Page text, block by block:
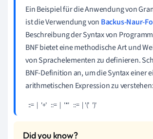
Ein Beispiel für die Anwendung von
ist die Verwendung von Backus-Naur-
Beschreibung der Syntax von
BNF bietet eine methodische Art und
von Sprachelementen zu definieren.
BNF-Definition an, um die Syntax einer
arithmetischen Expression zu verstehen:
::= | '+' ::= | '*' ::= | '(' ')'